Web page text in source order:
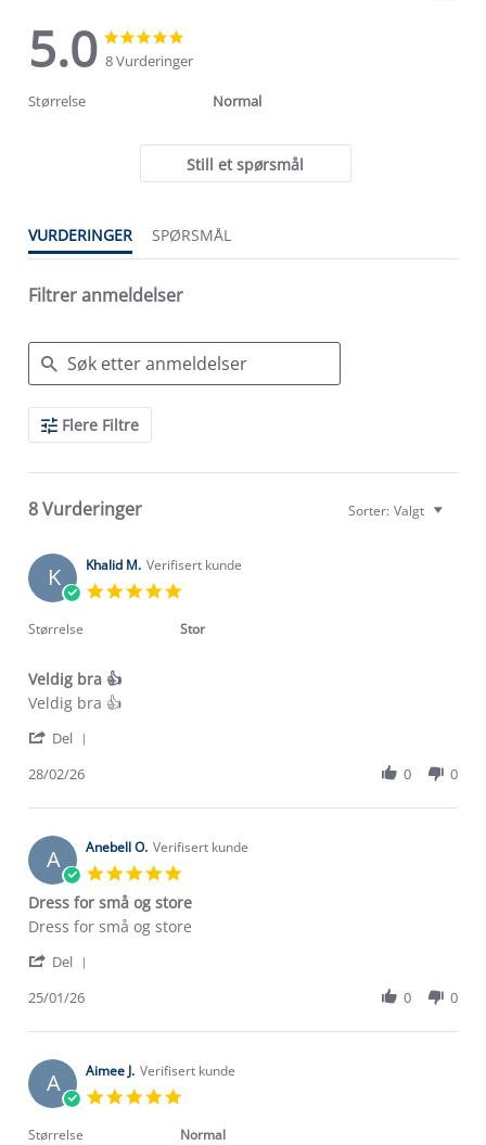
5.0
5.0
star
rating
star
8 Vurderinger
Størrelse Normal
Still et spørsmål
VURDERINGER SPØRSMÅL
Filtrer anmeldelser
Search
ReviewsFlere Filtre
8 Vurderinger Sorter: Valgt
K Khalid M. Verifisert kunde
rating
Størrelse Stor
Veldig bra 👍
Review
Khalid
on
Feb
review
Veldig
👍
Veldig bra 👍
Del
Khalid
on
28
Feb
2026
28/02/26 0 0
A Anebell O. Verifisert kunde
rating
Dress for små og store
Review
Anebell
on
Jan
review
Dress
små
store
Dress for små og store
Del
Anebell
on
25
Jan
25/01/26 0 0
A Aimee J. Verifisert kunde
rating
Størrelse Normal